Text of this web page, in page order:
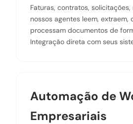
Faturas, contratos,
nossos agentes leem, extraem,
processam documentos de
Integração direta com seus
Automação de
Empresariais